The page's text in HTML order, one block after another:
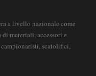
a livello nazionale come
materiali, accessori e
scatolifici,